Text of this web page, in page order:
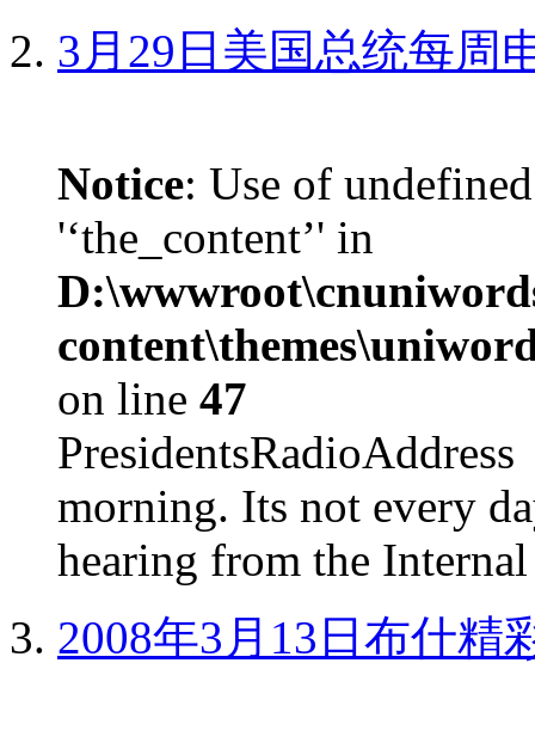
3月29日美国总统每周
Notice: Use of
'‘the_content’' in
on line 47
morning. Its not every
hearing from the
2008年3月13日布什精